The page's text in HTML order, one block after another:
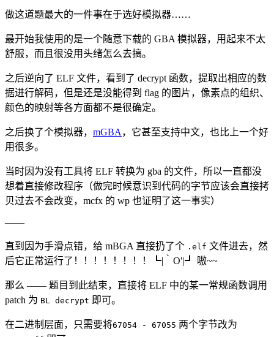
做这道题最大的一件事在于选好模拟器……
最开始我使用的是一个随意下载的 GBA 模拟器，用起来不太
舒服，而且很没用头绪怎么去搞。
之后逆向了 ELF 文件，看到了 decrypt 函数，提取出相应的数
据进行解码，但是还是没能得到 flag 的图片，像素点的组织、
颜色的映射等各方面都不是很确定。
之后换了个模拟器， mGBA ，它甚至支持中文，也比上一个好
用很多。
当时因为没有工具将 ELF 转换为 gba 的文件，所以一直都没
想着直接修改程序（做完时候意识到代码的字节应该会直接拷
贝过去不会改变，mcfx 的 wp 也证明了这一事实）
——
直到因为手滑点错，给 mBGA 直接扔了个 .elf 文件进去，然
后它正常运行了！！！！！！！！┗|｀O′|┛ 嗷~~
那么 —— 题目到此结束，直接将 ELF 中的某一常规函数调用
patch 为 BL decrypt 即可。
在二进制层面，只需要将67054 - 67055 两个字节改为